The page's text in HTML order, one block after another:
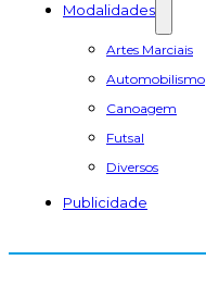
Modalidades
Artes Marciais
Automobilismo
Canoagem
Futsal
Diversos
Publicidade